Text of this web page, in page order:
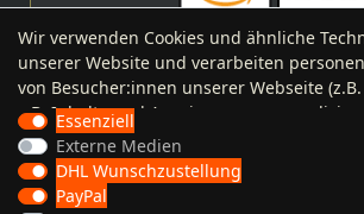
Wir verwenden Cookies und ähnliche
unserer Website und verarbeiten
von Besucher:innen unserer Webseite
z.B. Inhalte und Anzeigen zu
Drittanbietern einzubinden oder Zugriffe
Website zu analysieren. Die
durch gesetzte Cookies. Wir teilen diese
Essenziell
Externe Medien
DHL Wunschzustellung
PayPal